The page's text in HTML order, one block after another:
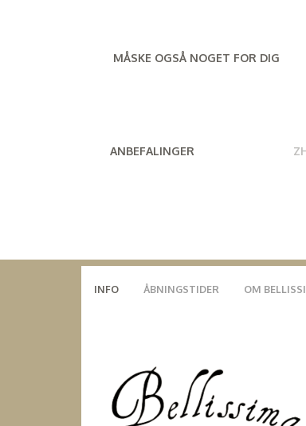
MÅSKE OGSÅ NOGET FOR DIG
ANBEFALINGER
INFO ÅBNINGSTIDER OM